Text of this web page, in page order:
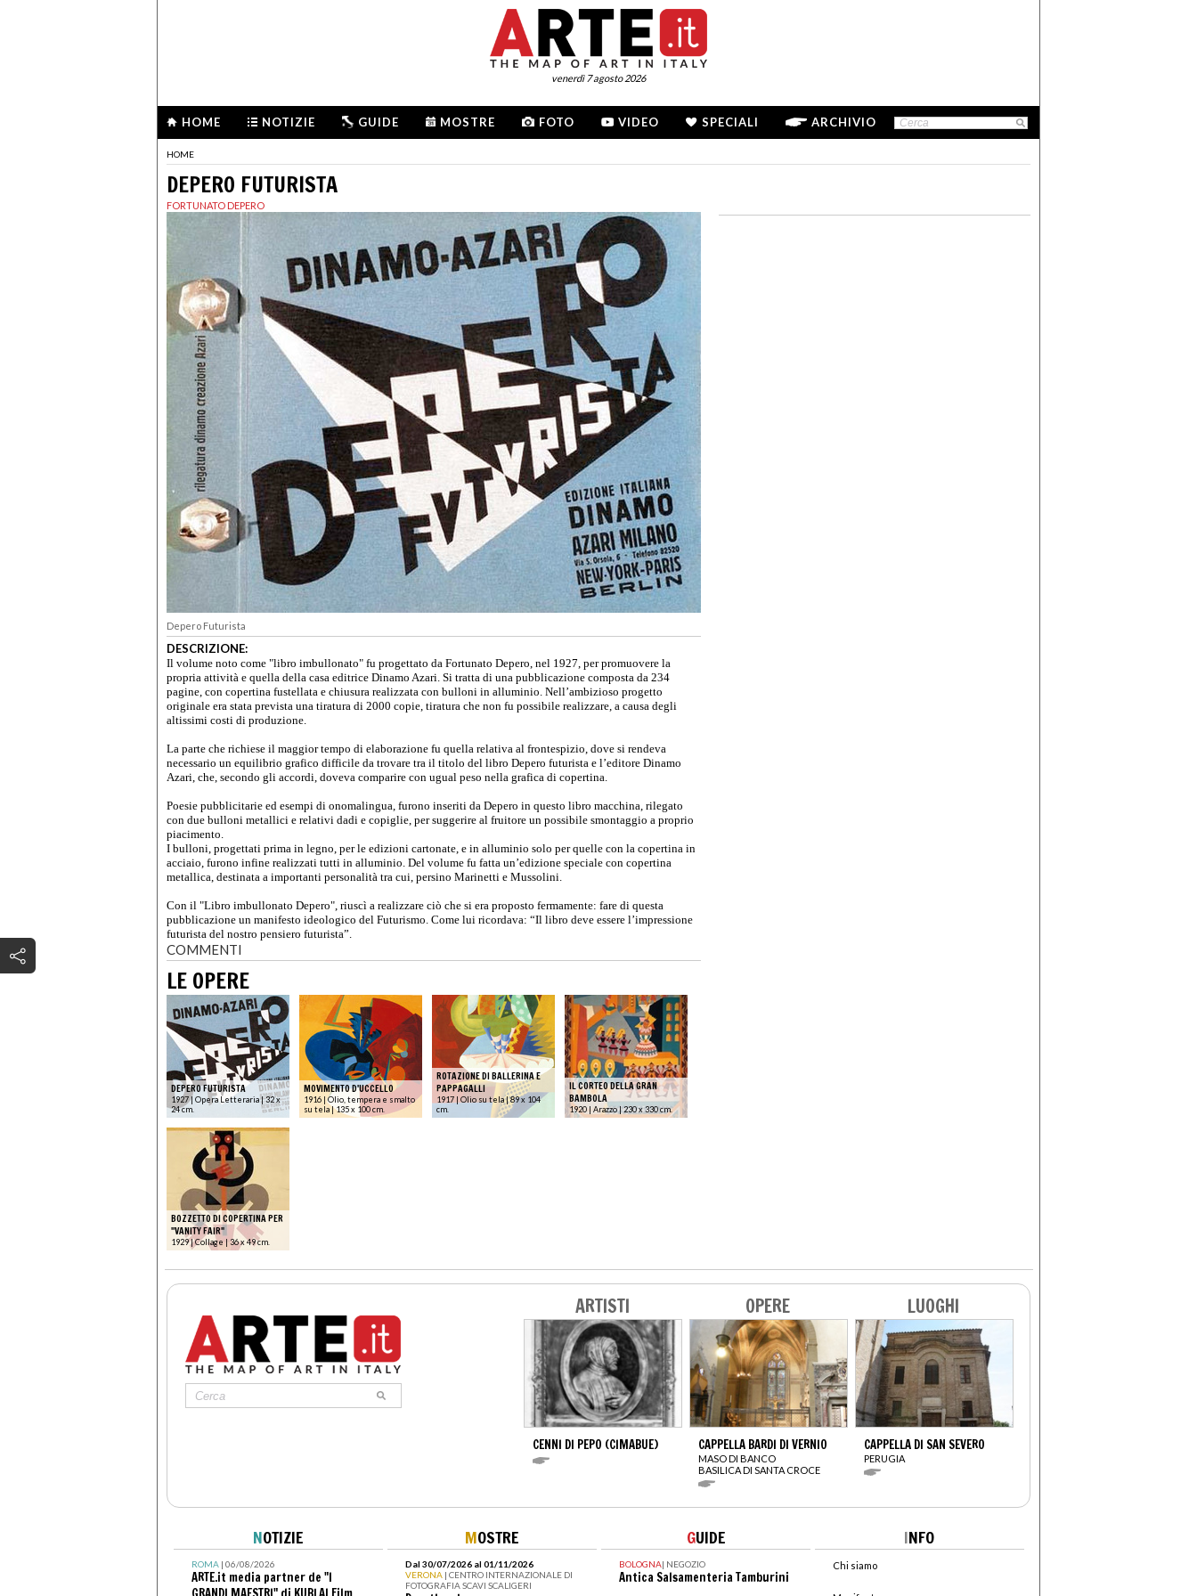
venerdì 7 agosto 2026
HOME NOTIZIE GUIDE MOSTRE FOTO VIDEO SPECIALI ARCHIVIO
HOME
DEPERO FUTURISTA
FORTUNATO DEPERO
Depero Futurista
DESCRIZIONE:
Il volume noto come "libro imbullonato" fu progettato da Fortunato Depero, nel 1927, per promuovere la
propria attività e quella della casa editrice Dinamo Azari. Si tratta di una pubblicazione composta da 234
pagine, con copertina fustellata e chiusura realizzata con bulloni in alluminio. Nell’ambizioso progetto
originale era stata prevista una tiratura di 2000 copie, tiratura che non fu possibile realizzare, a causa degli
altissimi costi di produzione.
La parte che richiese il maggior tempo di elaborazione fu quella relativa al frontespizio, dove si rendeva
necessario un equilibrio grafico difficile da trovare tra il titolo del libro Depero futurista e l’editore Dinamo
Azari, che, secondo gli accordi, doveva comparire con ugual peso nella grafica di copertina.
Poesie pubblicitarie ed esempi di onomalingua, furono inseriti da Depero in questo libro macchina, rilegato
con due bulloni metallici e relativi dadi e copiglie, per suggerire al fruitore un possibile smontaggio a proprio
piacimento.
I bulloni, progettati prima in legno, per le edizioni cartonate, e in alluminio solo per quelle con la copertina in
acciaio, furono infine realizzati tutti in alluminio. Del volume fu fatta un’edizione speciale con copertina
metallica, destinata a importanti personalità tra cui, persino Marinetti e Mussolini.
Con il "Libro imbullonato Depero", riuscì a realizzare ciò che si era proposto fermamente: fare di questa
pubblicazione un manifesto ideologico del Futurismo. Come lui ricordava: “Il libro deve essere l’impressione
futurista del nostro pensiero futurista”.
COMMENTI
LE OPERE
DEPERO FUTURISTA
1927 | Opera Letteraria | 32 x
24 cm.
MOVIMENTO D'UCCELLO
1916 | Olio, tempera e smalto
su tela | 135 x 100 cm.
ROTAZIONE DI BALLERINA E
PAPPAGALLI
1917 | Olio su tela | 89 x 104
cm.
IL CORTEO DELLA GRAN
BAMBOLA
1920 | Arazzo | 230 x 330 cm.
BOZZETTO DI COPERTINA PER
"VANITY FAIR"
1929 | Collage | 36 x 49 cm.
ARTISTI
CENNI DI PEPO (CIMABUE)
OPERE
CAPPELLA BARDI DI VERNIO
MASO DI BANCO
BASILICA DI SANTA CROCE
LUOGHI
CAPPELLA DI SAN SEVERO
PERUGIA
NOTIZIE
ROMA| 06/08/2026
ARTE.it media partner de "I
MOSTRE
Dal 30/07/2026 al 01/11/2026
VERONA | CENTRO INTERNAZIONALE DI
FOTOGRAFIA SCAVI SCALIGERI
GUIDE
BOLOGNA| NEGOZIO
Antica Salsamenteria Tamburini
INFO
Chi siamo